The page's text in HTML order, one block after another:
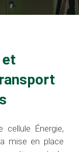
cellule Énergie,
mise en place